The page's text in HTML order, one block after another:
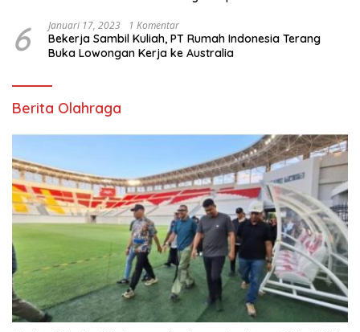
6 Januari 17, 2023 1 Komentar
Bekerja Sambil Kuliah, PT Rumah Indonesia Terang
Buka Lowongan Kerja ke Australia
Berita Olahraga